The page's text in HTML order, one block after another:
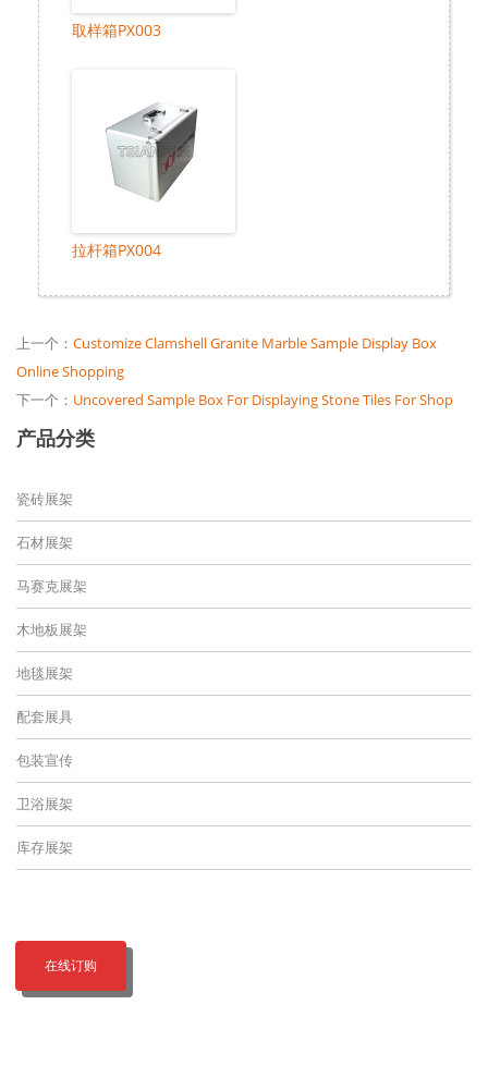
取样箱PX003
拉杆箱PX004
上一个： Customize Clamshell Granite Marble Sample Display Box
Online Shopping
下一个： Uncovered Sample Box For Displaying Stone Tiles For Shop
产品分类
瓷砖展架
石材展架
马赛克展架
木地板展架
地毯展架
配套展具
包装宣传
卫浴展架
库存展架
在线订购